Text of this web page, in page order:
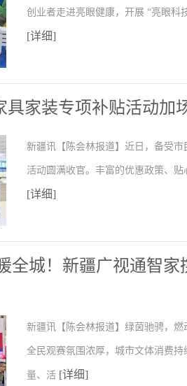
创业者走进亮眼健康，开展 “亮眼科
[详细]
具家装专项补贴活动加
新疆讯【陈会林报道】近日，备受
活动圆满收官。丰富的优惠政策、
[详细]
全城！新疆广视通智家
新疆讯【陈会林报道】绿茵驰骋，燃
全民观赛氛围浓厚，城市文体消费
量、活 [详细]